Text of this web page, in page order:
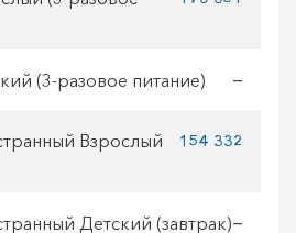
(3-разовое питание) —
Взрослый
154 332
Детский (завтрак)—